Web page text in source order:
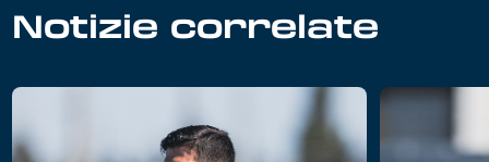
Notizie correlate